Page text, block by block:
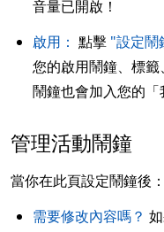
音量已開啟！
啟用： 點擊 "設定鬧
您的啟用鬧鐘、標
鬧鐘也會加入您的「
管理活動鬧鐘
當你在此頁設定鬧鐘後：
需要修改內容嗎？